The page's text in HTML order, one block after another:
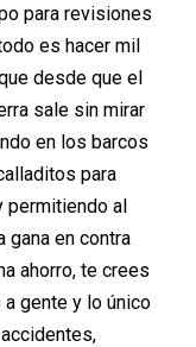
para revisiones
es hacer mil
desde que el
sale sin mirar
en los barcos
para
permitiendo al
gana en contra
ahorro, te crees
gente y lo único